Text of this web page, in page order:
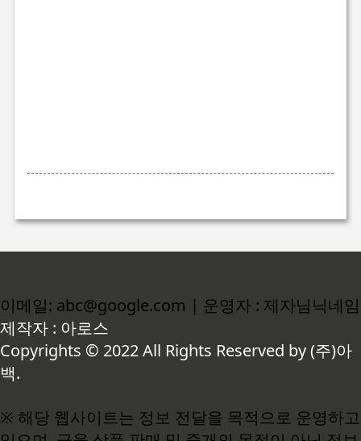
이메일: abc@google.com | 운영자 : 제자님닉네임
제작자 : 아로스
Copyrights © 2022 All Rights Reserved by (주)아
백.
※ 해당 웹사이트는 정보 전달을 목적으로 운영하고